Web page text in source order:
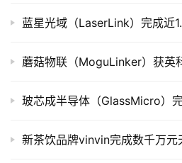
蓝星光域（LaserLink）完成近
蘑菇物联（MoguLinker）获英
玻芯成半导体（GlassMicro）
新茶饮品牌vinvin完成数千万元